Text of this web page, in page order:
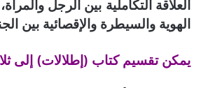
العلاقة التكاملية بين الرجل
الهوية والسيطرة والإقصائية بين
يمكن تقسيم كتاب (إطلالات) إلى